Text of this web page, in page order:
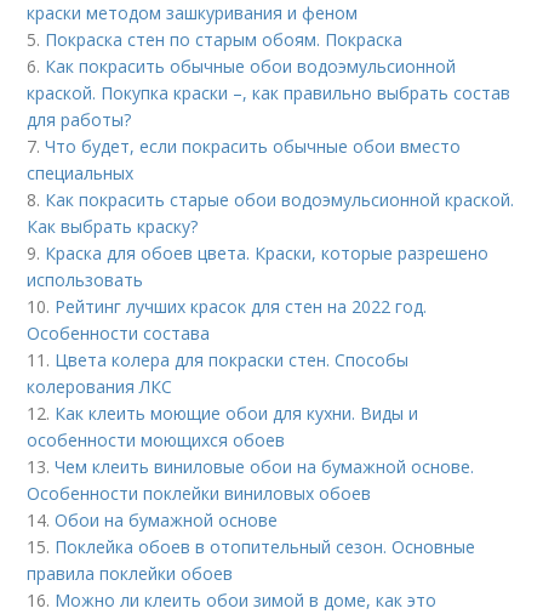
краски методом зашкуривания и феном
5. Покраска стен по старым обоям. Покраска
6. Как покрасить обычные обои водоэмульсионной
краской. Покупка краски –, как правильно выбрать состав
для работы?
7.Что будет, если покрасить обычные обои вместо
специальных
8. Как покрасить старые обои водоэмульсионной краской.
Как выбрать краску?
9. Краска для обоев цвета. Краски, которые разрешено
использовать
10. Рейтинг лучших красок для стен на 2022 год.
Особенности состава
11. Цвета колера для покраски стен. Способы
колерования ЛКС
12. Как клеить моющие обои для кухни. Виды и
особенности моющихся обоев
13.Чем клеить виниловые обои на бумажной основе.
Особенности поклейки виниловых обоев
14.Обои на бумажной основе
15. Поклейка обоев в отопительный сезон. Основные
правила поклейки обоев
16. Можно ли клеить обои зимой в доме, как это